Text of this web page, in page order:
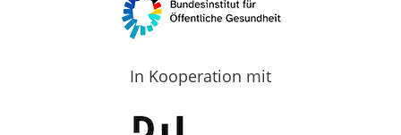
In Kooperation mit